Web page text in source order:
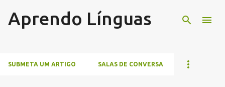
Pular para o conteúdo principal
Aprendo Línguas
SUBMETA UM ARTIGO SALAS DE CONVERSA